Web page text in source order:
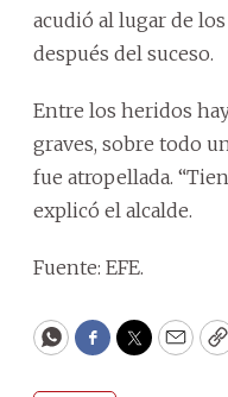
acudió al lugar de
después del suceso.
Entre los heridos
graves, sobre todo
fue atropellada.
explicó el alcalde.
Fuente: EFE.
WhatsApp
Facebook
Twitter